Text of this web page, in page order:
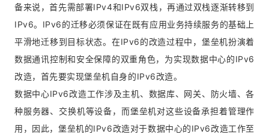
备来说，首先需部署IPv4和IPv6双栈，再通过双栈逐渐转移到
IPv6。IPv6的迁移必须保证在既有应用业务持续服务的基础上
平滑地迁移到目标状态。在IPv6的改造过程中，堡垒机扮演着
数据通讯控制和安全保障的双重角色，为实现数据中心的IPv6
改造，首先要实现堡垒机自身的IPv6改造。
数据中心IPv6改造工作涉及主机、数据库、网关、防火墙、各
种服务器、交换机等设备，而堡垒机对这些设备承担着管理作
用，因此，堡垒机的IPv6改造对于数据中心的IPv6改造工作至